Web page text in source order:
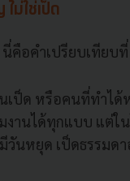
ม่ใช่เป็ด
นี่คือคำเปรียบเทียบ
เป็ด หรือคนที่ทำได้
านได้ทุกแบบ แต่ใ
วันหยุด เป็ดธรรม